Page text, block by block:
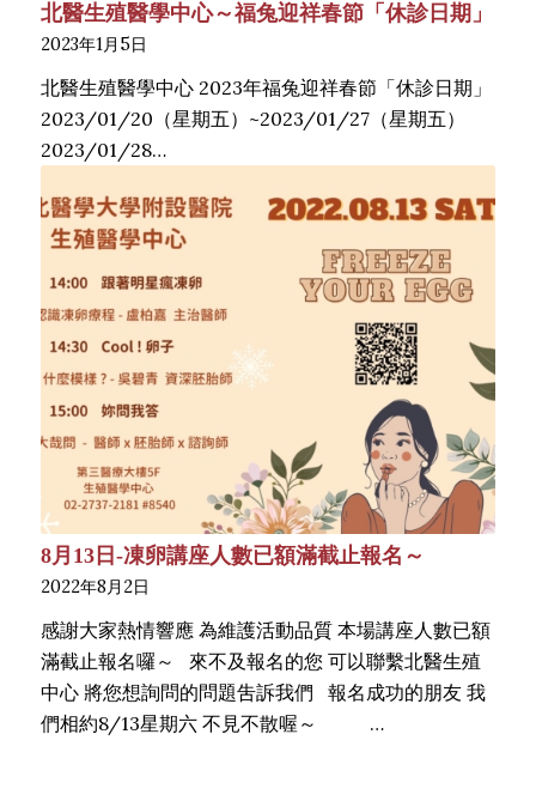
北醫生殖醫學中心～福兔迎祥春節「休診日期」
2023年1月5日
北醫生殖醫學中心 2023年福兔迎祥春節「休診日期」
2023/01/20（星期五）~2023/01/27（星期五）
2023/01/28…
8月13日-凍卵講座人數已額滿截止報名～
2022年8月2日
感謝大家熱情響應 為維護活動品質 本場講座人數已額
滿截止報名囉～ 來不及報名的您 可以聯繫北醫生殖
中心 將您想詢問的問題吿訴我們 報名成功的朋友 我
們相約8/13星期六 不見不散喔～ …